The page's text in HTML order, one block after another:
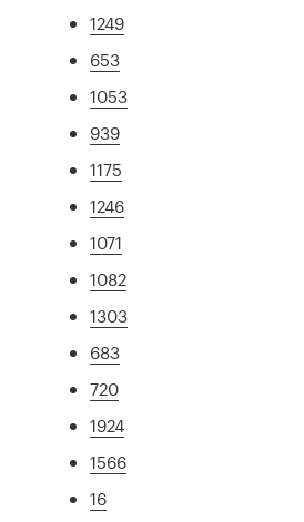
1249
653
1053
939
1175
1246
1071
1082
1303
683
720
1924
1566
16